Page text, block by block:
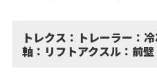
トレクス：トレーラー：
軸：リフトアクスル：前